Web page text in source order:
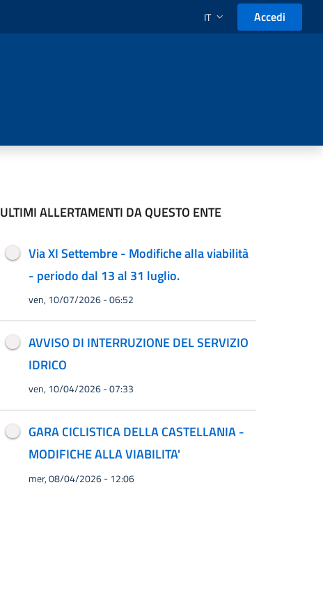
SELEZIONE LINGUA: LINGUA
IT Accedi
ULTIMI ALLERTAMENTI DA QUESTO ENTE
Via XI Settembre - Modifiche alla viabilità
- periodo dal 13 al 31 luglio.
ven, 10/07/2026 - 06:52
AVVISO DI INTERRUZIONE DEL SERVIZIO
IDRICO
ven, 10/04/2026 - 07:33
GARA CICLISTICA DELLA CASTELLANIA -
MODIFICHE ALLA VIABILITA'
mer, 08/04/2026 - 12:06